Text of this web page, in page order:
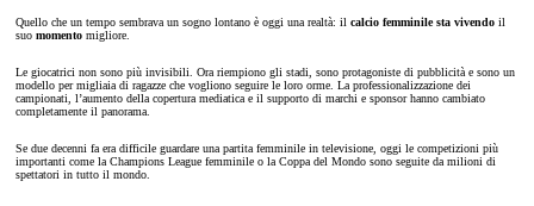
Quello che un tempo sembrava un sogno lontano è oggi una realtà: il calcio femminile sta vivendo il
suo momento migliore.
Le giocatrici non sono più invisibili. Ora riempiono gli stadi, sono protagoniste di pubblicità e sono un
modello per migliaia di ragazze che vogliono seguire le loro orme. La professionalizzazione dei
campionati, l’aumento della copertura mediatica e il supporto di marchi e sponsor hanno cambiato
completamente il panorama.
Se due decenni fa era difficile guardare una partita femminile in televisione, oggi le competizioni più
importanti come la Champions League femminile o la Coppa del Mondo sono seguite da milioni di
spettatori in tutto il mondo.